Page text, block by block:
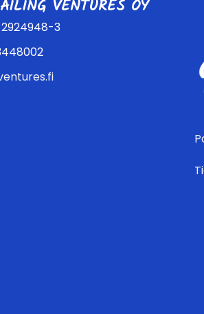
VENTURES OY
3